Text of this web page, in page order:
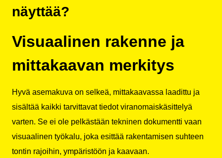
näyttää?
Visuaalinen rakenne ja
mittakaavan merkitys
Hyvä asemakuva on selkeä, mittakaavassa laadittu ja
sisältää kaikki tarvittavat tiedot viranomaiskäsittelyä
varten. Se ei ole pelkästään tekninen dokumentti vaan
visuaalinen työkalu, joka esittää rakentamisen suhteen
tontin rajoihin, ympäristöön ja kaavaan.